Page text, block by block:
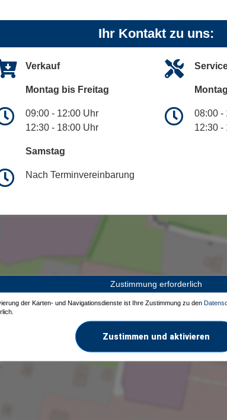
Ihr Kontakt zu uns:
Verkauf
Montag bis Freitag
09:00 - 12:00 Uhr
12:30 - 18:00 Uhr
Samstag
Nach Terminvereinbarung
08:00 -
12:30 -
Zustimmung erforderlich
der Karten- und Navigationsdienste ist Ihre Zustimmung zu den
Zustimmen und aktivieren